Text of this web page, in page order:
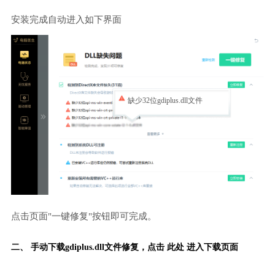
安装完成自动进入如下界面
缺少32位gdiplus.dll文件
点击页面"一键修复"按钮即可完成。
二、 手动下载gdiplus.dll文件修复， 点击 此处 进入下载页面